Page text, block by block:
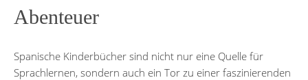
Abenteuer
Spanische Kinderbücher sind nicht nur eine Quelle für
Sprachlernen, sondern auch ein Tor zu einer faszinierenden